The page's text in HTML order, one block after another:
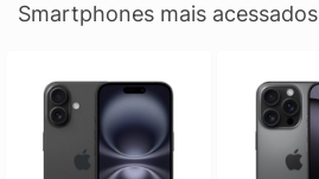
Smartphones mais acessados